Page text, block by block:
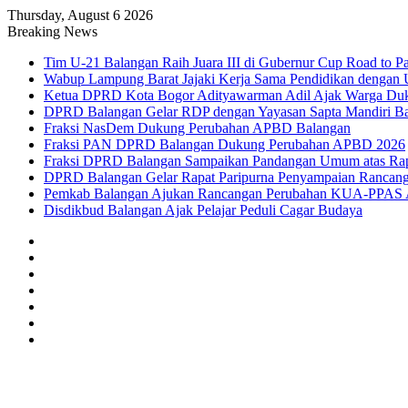
Thursday, August 6 2026
Breaking News
Tim U-21 Balangan Raih Juara III di Gubernur Cup Road to
Wabup Lampung Barat Jajaki Kerja Sama Pendidikan dengan
Ketua DPRD Kota Bogor Adityawarman Adil Ajak Warga
DPRD Balangan Gelar RDP dengan Yayasan Sapta Mandiri
Fraksi NasDem Dukung Perubahan APBD Balangan
Fraksi PAN DPRD Balangan Dukung Perubahan APBD 2026
Fraksi DPRD Balangan Sampaikan Pandangan Umum atas
DPRD Balangan Gelar Rapat Paripurna Penyampaian
Pemkab Balangan Ajukan Rancangan Perubahan KUA-
Disdikbud Balangan Ajak Pelajar Peduli Cagar Budaya